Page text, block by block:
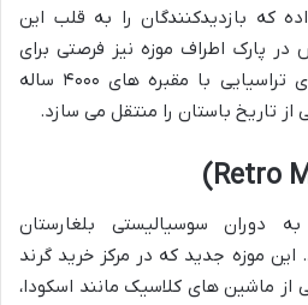
که بازدیدکنندگان را به قلب این
در پارک اطراف موزه نیز فرصتی برای
دیدن آرامگاه شهر و باروهای تراسیایی با مقبره های ۴۰۰۰ ساله
تاریخ باستان را منتقل می سازد.
دوران سوسیالیستی بلغارستان
می دهد. این موزه جدید که در مرکز خرید گرند
از ماشین های کلاسیک مانند اسکودا،